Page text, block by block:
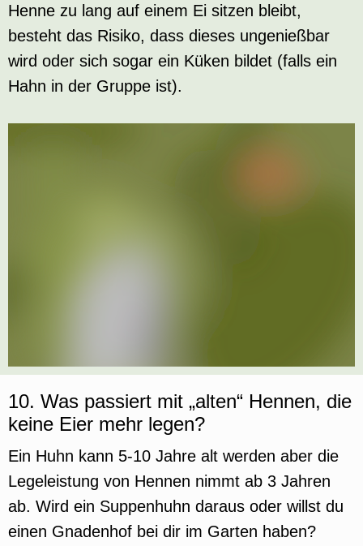
Henne zu lang auf einem Ei sitzen bleibt,
besteht das Risiko, dass dieses ungenießbar
wird oder sich sogar ein Küken bildet (falls ein
Hahn in der Gruppe ist).
10. Was passiert mit „alten“ Hennen, die
keine Eier mehr legen?
Ein Huhn kann 5-10 Jahre alt werden aber die
Legeleistung von Hennen nimmt ab 3 Jahren
ab. Wird ein Suppenhuhn daraus oder willst du
einen Gnadenhof bei dir im Garten haben?